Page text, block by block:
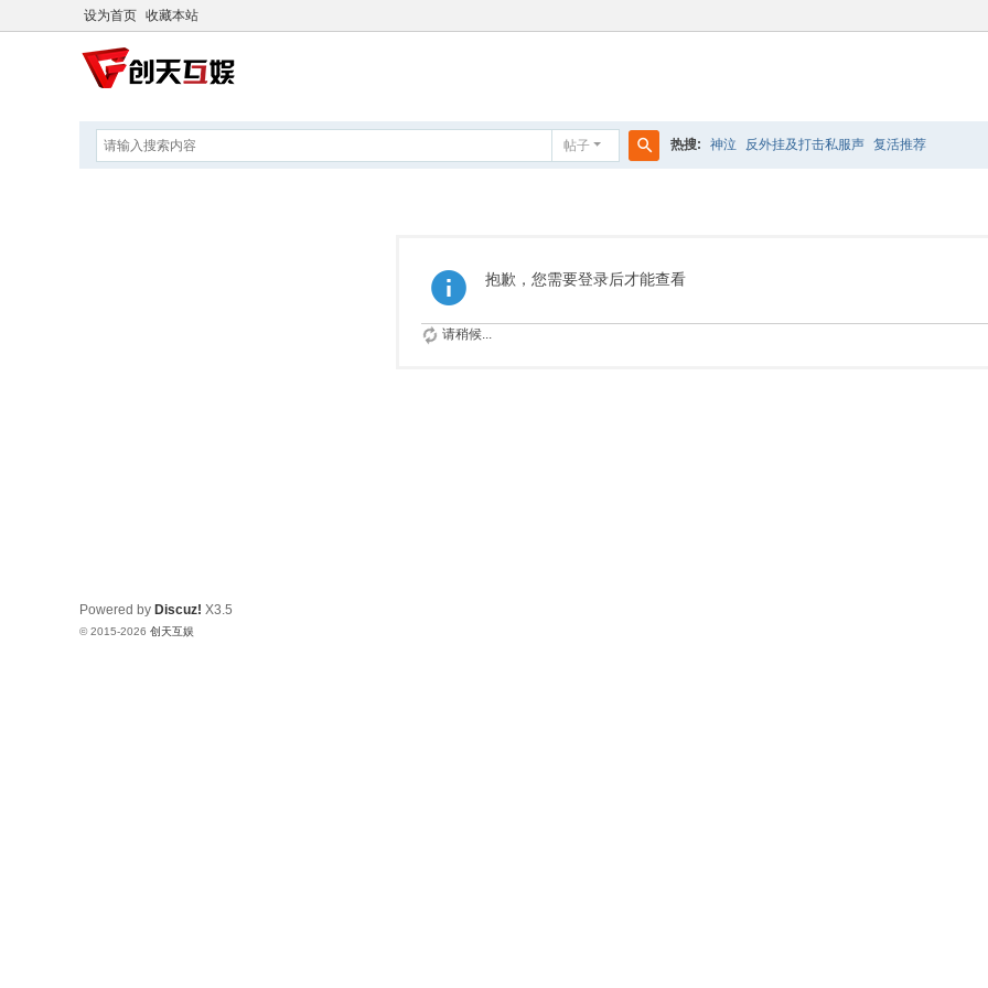
设为首页 收藏本站
帖子 热搜: 神泣 反外挂及打击私服声 复活推荐
抱歉，您需要登录后才能查看
请稍候...
Powered by Discuz! X3.5
© 2015-2026 创天互娱